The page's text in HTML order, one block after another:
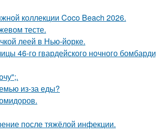
коллекции Coco Beach 2026.
тесте.
леей в Нью-йорке.
46-го гвардейского ночного
из-за еды?
после тяжёлой инфекции.